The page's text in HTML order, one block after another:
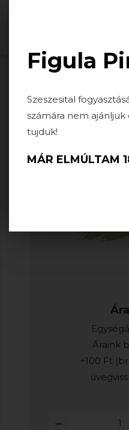
Áraink
+100 Ft
Figula
Szeszesital
számára nem
tujduk!
MÁR ELMÚLTAM